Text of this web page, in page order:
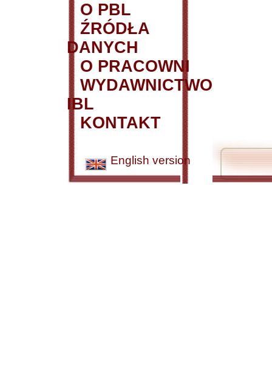
O PBL
ŹRÓDŁA
DANYCH
O PRACOWNI
WYDAWNICTWO
IBL
KONTAKT
English version